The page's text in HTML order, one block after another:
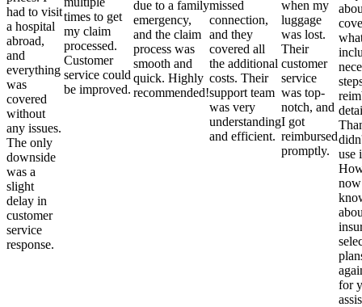
had to visit
a hospital
abroad,
and
everything
was
covered
without
any issues.
The only
downside
was a
slight
delay in
customer
service
response.
times to get
my claim
processed.
Customer
service could
be improved.
due to a family
emergency,
and the claim
process was
smooth and
quick. Highly
recommended!
missed
connection,
and they
covered all
the additional
costs. Their
support team
was very
understanding
and efficient.
when my
luggage
was lost.
Their
customer
service
was top-
notch, and
I got
reimbursed
promptly.
use
for